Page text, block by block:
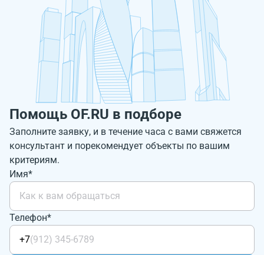
Помощь OF.RU в подборе
Заполните заявку, и в течение часа с вами свяжется
консультант и порекомендует объекты по вашим
критериям.
Имя*
Телефон*
+7